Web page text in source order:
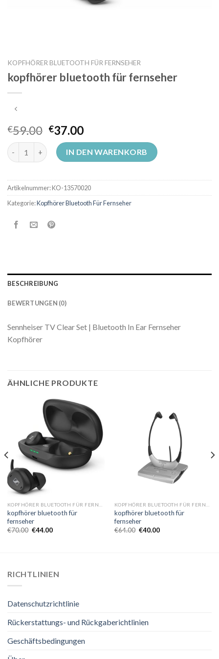
KOPFHÖRER BLUETOOTH FÜR FERNSEHER
kopfhörer bluetooth für fernseher
€59.00 €37.00
kopfhörer bluetooth für fernseher Menge
IN DEN WARENKORB
Artikelnummer:KO-13570020
Kategorie:Kopfhörer Bluetooth Für Fernseher
BESCHREIBUNG
BEWERTUNGEN (0)
Sennheiser TV Clear Set | Bluetooth In Ear Fernseher
Kopfhörer
ÄHNLICHE PRODUKTE
kopfhörer bluetooth für
fernseher
€70.00 €44.00
kopfhörer bluetooth für
fernseher
€64.00 €40.00
RICHTLINIEN
Datenschutzrichtlinie
Rückerstattungs- und Rückgaberichtlinien
Geschäftsbedingungen